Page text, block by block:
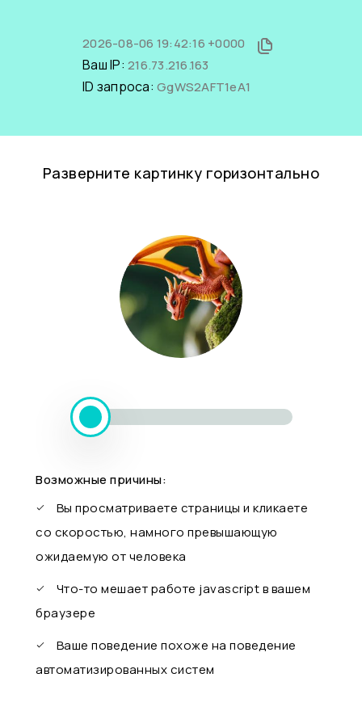
2026-08-06 19:42:16 +0000
Ваш IP: 216.73.216.163
ID запроса: GgWS2AFT1eA1
Разверните картинку горизонтально
Возможные причины:
Вы просматриваете страницы и кликаете
со скоростью, намного превышающую
ожидаемую от человека
Что-то мешает работе javascript в вашем
браузере
Ваше поведение похоже на поведение
автоматизированных систем